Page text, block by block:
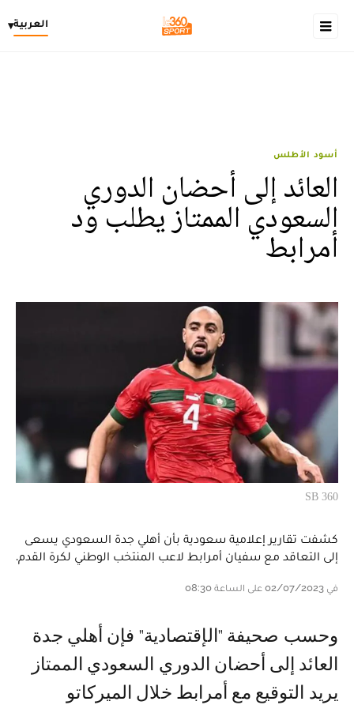
العربية▾
أسود الأطلس
العائد إلى أحضان الدوري
السعودي الممتاز يطلب ود
أمرابط
SB 360
كشفت تقارير إعلامية سعودية بأن أهلي جدة السعودي يسعى
إلى التعاقد مع سفيان أمرابط لاعب المنتخب الوطني لكرة القدم.
في 02/07/2023 على الساعة 08:30
و حسب صحيفة "الإقتصادية" فإن أهلي جدة
العائد إلى أحضان الدوري السعودي الممتاز
يريد التوقيع مع أمرابط خلال الميركاتو